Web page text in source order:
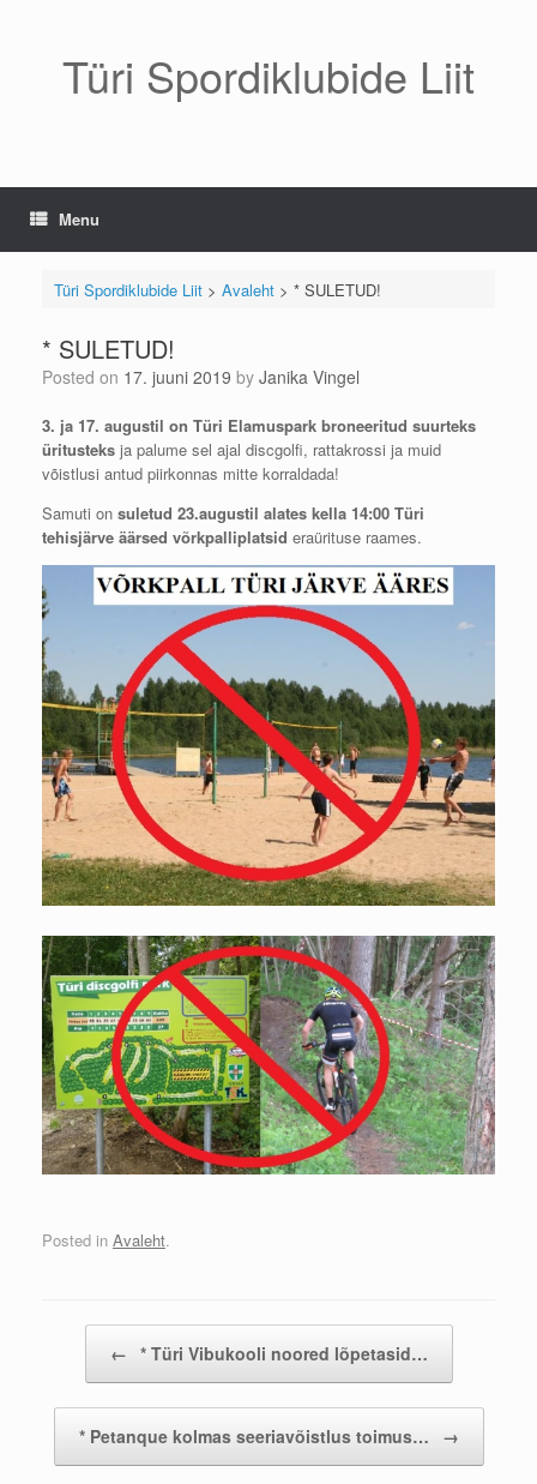
Türi Spordiklubide Liit
Menu
Türi Spordiklubide Liit> Avaleht> * SULETUD!
* SULETUD!
Posted on 17. juuni 2019 by Janika Vingel
3. ja 17. augustil on Türi Elamuspark broneeritud suurteks
üritusteks ja palume sel ajal discgolfi, rattakrossi ja muid
võistlusi antud piirkonnas mitte korraldada!
Samuti on suletud 23.augustil alates kella 14:00 Türi
tehisjärve äärsed võrkpalliplatsid eraürituse raames.
Posted in Avaleht.
← * Türi Vibukooli noored lõpetasid…
* Petanque kolmas seeriavõistlus toimus… →